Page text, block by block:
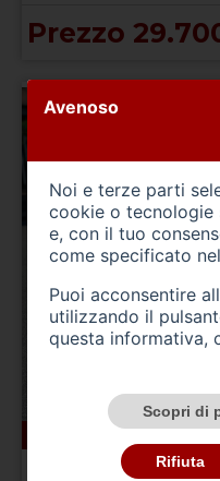
Prezzo
Avenoso
Noi e terze parti
cookie o tecnologie
e, con il tuo
come specificato
Puoi acconsentire
utilizzando il
questa informativa,
Scopri di
Rifiuta